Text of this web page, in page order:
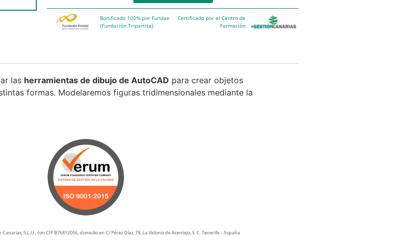
Bonificado 100% por Fundae
(Fundación Tripartita)
Certificado por el Centro de
Formación
las herramientas de dibujo de AutoCAD para crear objetos
formas. Modelaremos figuras tridimensionales mediante la
S.L.U., con CIF B76812056, domicilio en C/ Pérez Díaz, 78, La Victoria de Acentejo, S. C. Tenerife – España